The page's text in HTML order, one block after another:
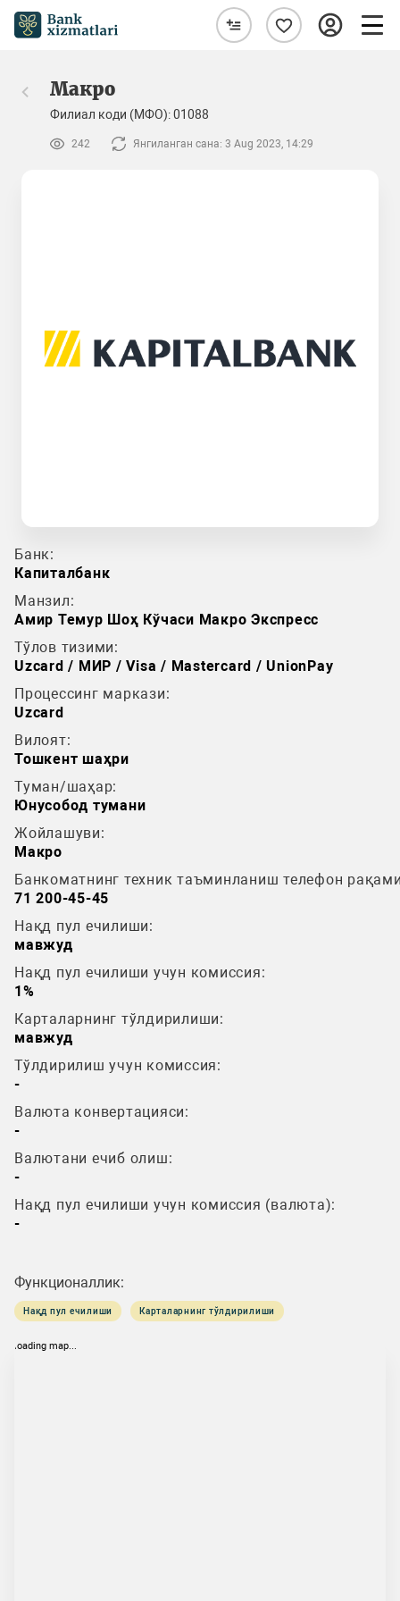
Макро
Филиал коди (МФО): 01088
242 Янгиланган сана: 3 Aug 2023, 14:29
Банк:
Капиталбанк
Манзил:
Амир Темур Шоҳ Кўчаси Макро Экспресс
Тўлов тизими:
Uzcard / МИР / Visa / Mastercard / UnionPay
Процессинг маркази:
Uzcard
Вилоят:
Тошкент шаҳри
Туман/шаҳар:
Юнусобод тумани
Жойлашуви:
Макро
Банкоматнинг техник таъминланиш телефон
71 200-45-45
Нақд пул ечилиши:
мавжуд
Нақд пул ечилиши учун комиссия:
1%
Карталарнинг тўлдирилиши:
мавжуд
Тўлдирилиш учун комиссия:
-
Валюта конвертацияси:
-
Валютани ечиб олиш:
-
Нақд пул ечилиши учун комиссия (валюта):
-
Функционаллик:
Нақд пул ечилиши Карталарнинг тўлдирилиши
loading map...